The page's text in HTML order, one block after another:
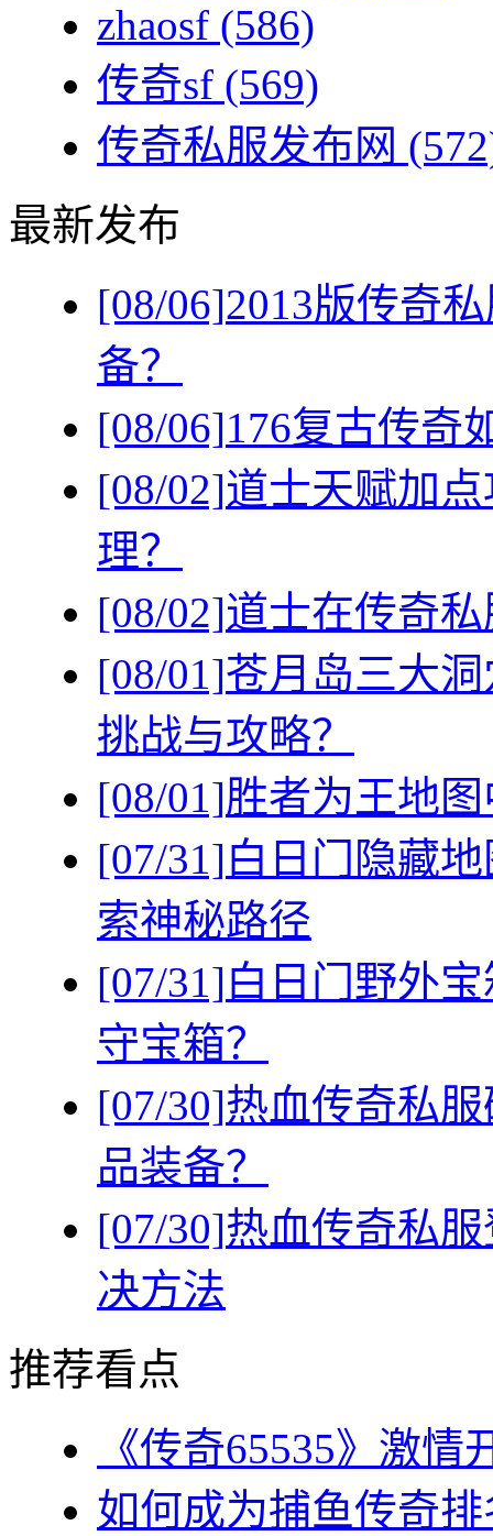
zhaosf (586)
传奇sf (569)
传奇私服发布网
最新发布
[08/06]2013版传奇
备？
[08/06]176复古传奇
[08/02]道士天赋加
理？
[08/02]道士在传奇
[08/01]苍月岛三大
挑战与攻略？
[08/01]胜者为王地
[07/31]白日门隐藏
索神秘路径
[07/31]白日门野外
守宝箱？
[07/30]热血传奇私
品装备？
[07/30]热血传奇私
决方法
推荐看点
《传奇65535》激
如何成为捕鱼传奇